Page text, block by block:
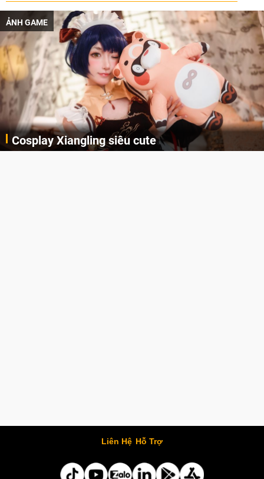
ẢNH GAME
Cosplay Xiangling siêu cute
Liên Hệ Hỗ Trợ